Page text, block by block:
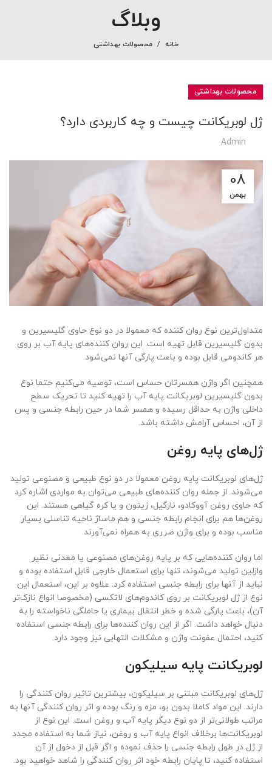
وبلاگ
خانه محصولات بهداشتی
محصولات بهداشتی
ژل لوبریکانت چیست و چه کاربردی دارد؟
Admin
08
بهمن
متداول‌ترین نوع روان کننده که معمولا در دو نوع حاوی گلیسیرین و
بدون گلیسیرین قابل تهیه است. این روان کننده‌های پایه آب بر روی
هر کاندومی قابل بوده و باعث پارگی آنها نمی‌شود.
همچنین اگر واژن همسرتان حساس است، توصیه می‌کنیم حتما نوع
بدون گلیسیرین لوبریکانت پایه آب را تهیه کنید تا تحریک سطح
داخلی واژن به حداقل رسیده و همسر شما در حین رابطه جنسی و پس
از آن، احساس آرامش داشته باشد.
ژل‌های پایه روغن
ژل‌های لوبریکانت پایه روغن معمولا در دو نوع طبیعی و مصنوعی تولید
می‌شوند. از جمله روان کننده‌های طبیعی می‌توان به مواردی اشاره کرد
که حاوی روغن آووکادو، نارگیل، زیتون و یا کره گیاهی هستند. این
روغن‌ها هم برای انجام رابطه جنسی و هم ماساژ ناحیه تناسلی بسیار
مناسب بوده و برای واژن ضرری به همراه نمی‌آورند.
اما روان کننده‌هایی که بر پایه روغن‌های مصنوعی یا معدنی نظیر
وازلین تولید می‌شوند، تنها برای استعمال خارجی قابل استفاده بوده و
نباید از آنها برای رابطه جنسی استفاده کرد. علاوه بر این، استعمال این
نوع از ژل لوبریکانت بر روی کاندوم‌های لاتکسی (مخصوصا انواع نازک‌تر
آن)، باعث پارگی شده و خطر انتقال بیماری یا حاملگی ناخواسته را به
دنبال خواهد داشت. اگر از این روان کننده‌ها برای رابطه جنسی استفاده
کنید، احتمال عفونت واژن و مشکلات التهابی نیز وجود دارد.
لوبریکانت پایه سیلیکون
ژل‌های لوبریکانت مبتنی بر سیلیکون، بیشترین تاثیر روان کنندگی را
دارند. این مواد کاملا بدون بو، مزه و رنگ بوده و اثر روان کنندگی آنها به
مراتب طولانی‌تر از دو نوع دیگر پایه آب و روغن است. این نوع از
لوبریکانت‌ها برخلاف انواع پایه آب و روغن، نیاز شما به استفاده مجدد
از ژل در طول رابطه جنسی را حذف نموده و اگر قبل از دخول از آن
استفاده کنید، تا پایان رابطه خود اثر روان کنندگی را شاهد خواهید بود.